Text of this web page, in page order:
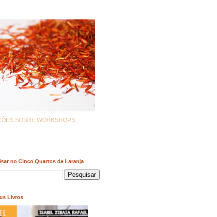
SOBRE WORKSHOPS
no Cinco Quartos de Laranja
Livros